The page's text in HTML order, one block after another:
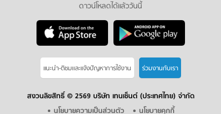
ดาวน์โหลดได้แล้ววันนี้
แนะนำ-ติชมเเละแจ้งปัญหาการใช้งาน ร่วมงานกับเรา
สงวนลิขสิทธิ์ © 2569 บริษัท เทนเซ็นต์ (ประเทศไทย) จำกัด
นโยบายความเป็นส่วนตัว
นโยบายคุกกี้